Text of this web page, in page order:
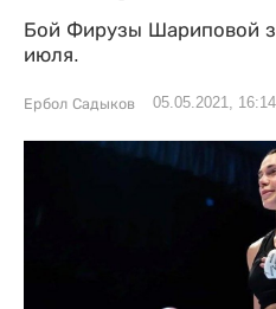
Бой Фирузы Шариповой
июля.
Ербол Садыков 05.05.2021, 16:14